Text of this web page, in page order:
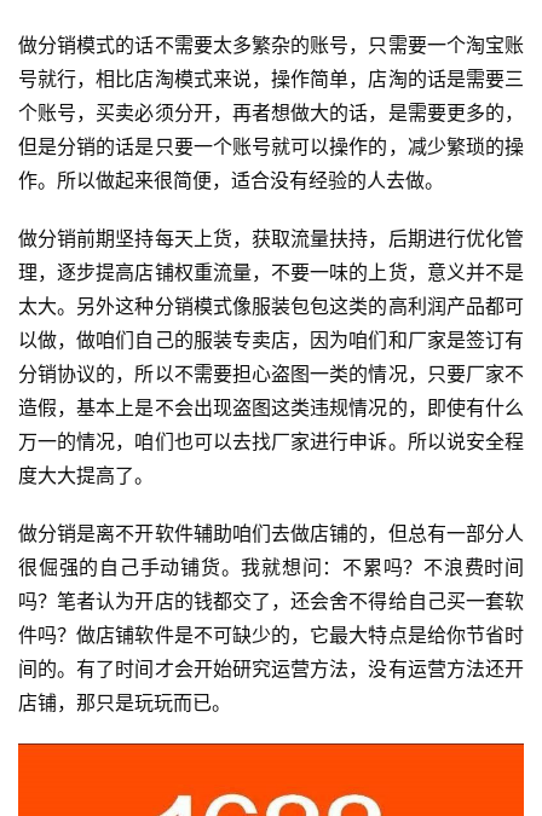
做分销模式的话不需要太多繁杂的账号，只需要一个淘宝账
号就行，相比店淘模式来说，操作简单，店淘的话是需要三
个账号，买卖必须分开，再者想做大的话，是需要更多的，
但是分销的话是只要一个账号就可以操作的，减少繁琐的操
作。所以做起来很简便，适合没有经验的人去做。
做分销前期坚持每天上货，获取流量扶持，后期进行优化管
理，逐步提高店铺权重流量，不要一味的上货，意义并不是
太大。另外这种分销模式像服装包包这类的高利润产品都可
以做，做咱们自己的服装专卖店，因为咱们和厂家是签订有
分销协议的，所以不需要担心盗图一类的情况，只要厂家不
造假，基本上是不会出现盗图这类违规情况的，即使有什么
万一的情况，咱们也可以去找厂家进行申诉。所以说安全程
度大大提高了。
做分销是离不开软件辅助咱们去做店铺的，但总有一部分人
很倔强的自己手动铺货。我就想问：不累吗？不浪费时间
吗？笔者认为开店的钱都交了，还会舍不得给自己买一套软
件吗？做店铺软件是不可缺少的，它最大特点是给你节省时
间的。有了时间才会开始研究运营方法，没有运营方法还开
店铺，那只是玩玩而已。